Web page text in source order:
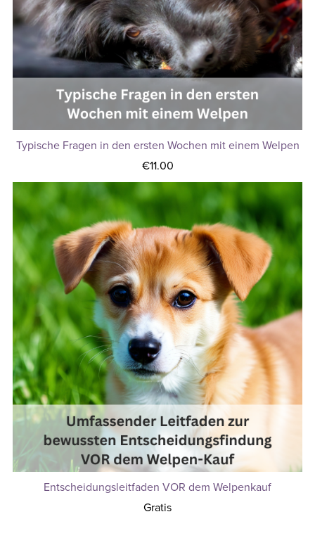
Typische Fragen in den ersten Wochen mit einem Welpen
€11.00
Entscheidungsleitfaden VOR dem Welpenkauf
Gratis